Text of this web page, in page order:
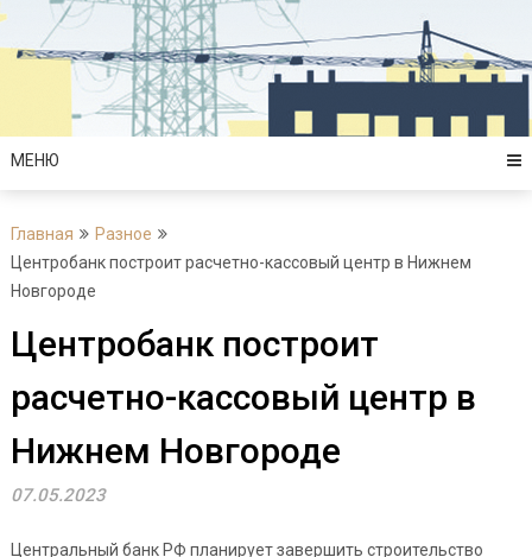
Перейти
содержимому
МЕНЮ
Главная
Разное
Центробанк построит расчетно-кассовый центр в Нижнем
Новгороде
Центробанк построит
расчетно-кассовый центр в
Нижнем Новгороде
07.05.2023
Центральный банк РФ планирует завершить строительство